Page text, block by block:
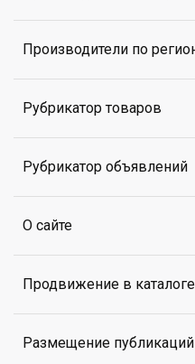
Производители по
Рубрикатор товаров
Рубрикатор объявлений
О сайте
Продвижение в каталоге
Размещение публикаций